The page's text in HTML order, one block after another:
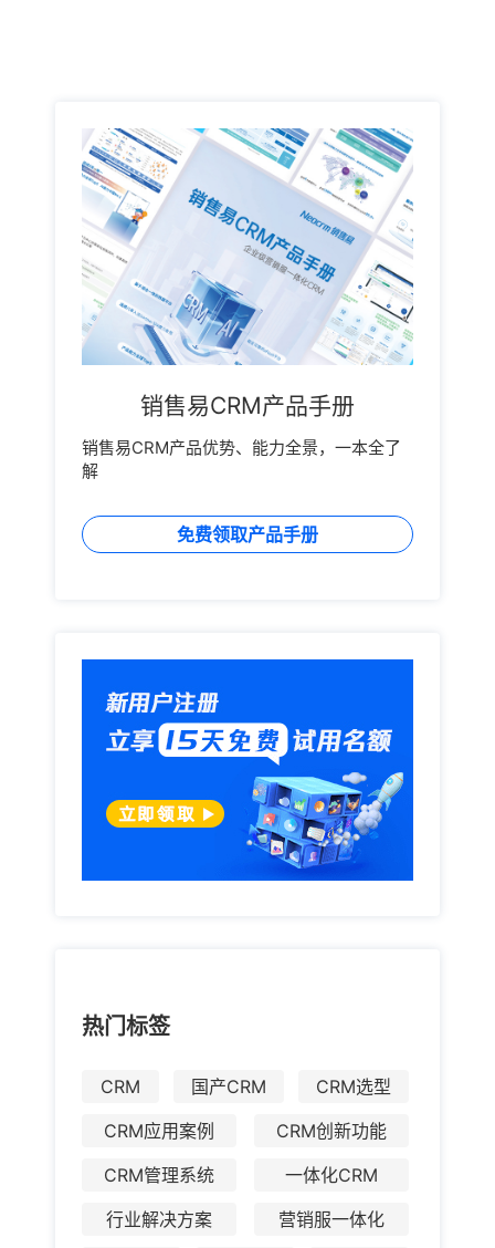
销售易CRM产品手册
销售易CRM产品优势、能力全景，一本全了
解
免费领取产品手册
热门标签
CRM 国产CRM
CRM选型
CRM应用案例
CRM创新功能
CRM管理系统
一体化CRM
行业解决方案
营销服一体化